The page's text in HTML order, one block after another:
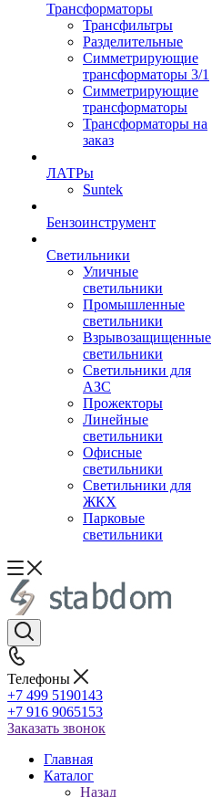
Трансформаторы
Трансфильтры
Разделительные
Симметрирующие
трансформаторы 3/1
Симметрирующие
трансформаторы
Трансформаторы на
заказ
ЛАТРы
Suntek
Бензоинструмент
Светильники
Уличные
светильники
Промышленные
светильники
Взрывозащищенные
светильники
Светильники для
АЗС
Прожекторы
Линейные
светильники
Офисные
светильники
Светильники для
ЖКХ
Парковые
светильники
Телефоны
+7 499 5190143
+7 916 9065153
Заказать звонок
Главная
Каталог
Назад